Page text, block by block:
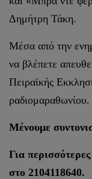
Δημήτρη Τάκη.
Μέσα από την
να βλέπετε
Πειραϊκής
ραδιομαραθωνίου.
Μένουμε
Για
στο 2104118640.